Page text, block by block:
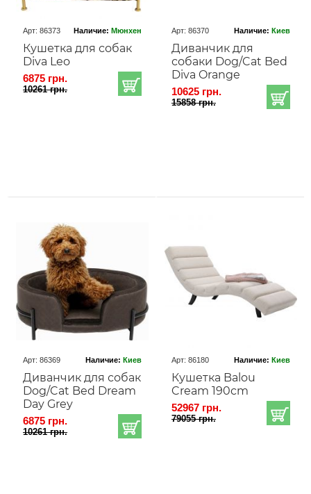
Арт: 86373 Наличие: Мюнхен
Кушетка для собак
Diva Leo
6875 грн.
10261 грн.
Арт: 86370 Наличие: Киев
Диванчик для
собаки Dog/Cat Bed
Diva Orange
10625 грн.
15858 грн.
Арт: 86369 Наличие: Киев
Диванчик для собак
Dog/Cat Bed Dream
Day Grey
6875 грн.
10261 грн.
Арт: 86180 Наличие: Киев
Кушетка Balou
Cream 190cm
52967 грн.
79055 грн.